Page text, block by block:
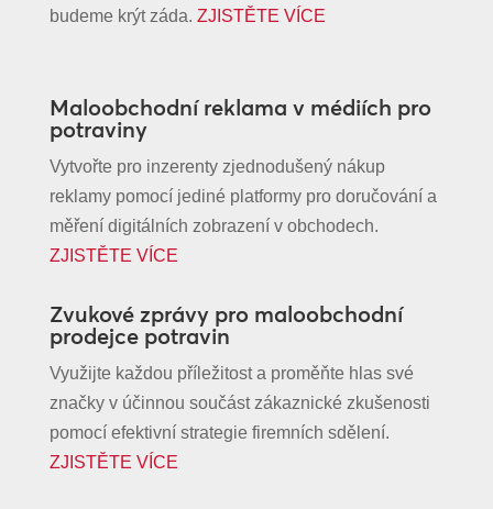
budeme krýt záda. ZJISTĚTE VÍCE
Maloobchodní reklama v médiích pro
potraviny
Vytvořte pro inzerenty zjednodušený nákup
reklamy pomocí jediné platformy pro doručování a
měření digitálních zobrazení v obchodech.
ZJISTĚTE VÍCE
Zvukové zprávy pro maloobchodní
prodejce potravin
Využijte každou příležitost a proměňte hlas své
značky v účinnou součást zákaznické zkušenosti
pomocí efektivní strategie firemních sdělení.
ZJISTĚTE VÍCE